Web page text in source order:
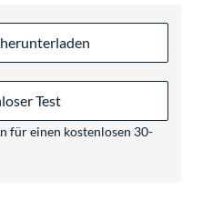
Test
für einen kostenlosen 30-